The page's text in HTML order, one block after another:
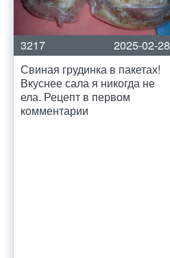
3217
2025-02-28
Свиная грудинка в пакетах!
Вкуснее сала я никогда не
ела. Рецепт в первом
комментарии